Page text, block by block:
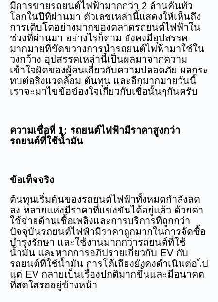
มีการขายรถยนต์ไฟฟ้ามากกว่า 2 ล้านคันทั่ว
โลกในปีที่ผ่านมา ตัวเลขเหล่านี้แสดงให้เห็นถึง
การเติบโตอย่างมากของตลาดรถยนต์ไฟฟ้าใน
ช่วงที่ผ่านมา อย่างไรก็ตาม ยังคงมีอุปสรรค
มากมายที่ขัดขวางการนำรถยนต์ไฟฟ้ามาใช้ใน
วงกว้าง อุปสรรคเหล่านี้เป็นผลมาจากความ
เข้าใจผิดของผู้คนเกี่ยวกับความปลอดภัย ผลกระ
ทบต่อสิ่งแวดล้อม ต้นทุน และอีกมากมายวันนี้
เราจะมาไขข้อข้องใจเกี่ยวกับเชื่อนั้นๆกันครับ
ความเชื่อที่ 1: รถยนต์ไฟฟ้ามีราคาสูงกว่า
รถยนต์ที่ใช้น้ำมัน
ข้อเท็จจริง
ต้นทุนเริ่มต้นของรถยนต์ไฟฟ้าทั้งหมดกำลังลด
ลง หลายแห่งมีราคาที่แข่งขันได้อยู่แล้ว ด้วยค่า
ใช้จ่ายด้านเชื้อเพลิงและการบริการที่ถูกกว่า
ปัจจุบันรถยนต์ไฟฟ้ามีราคาถูกมากในการจัดซื้อ
บำรุงรักษา และใช้งานมากกว่ารถยนต์ที่ใช้
น้ำมัน และหากการอภิปรายเกี่ยวกับ EV กับ
รถยนต์ที่ใช้น้ำมัน การโต้เถียงยังคงดำเนินต่อไป
แต่ EV กลายเป็นเรื่องปกติมากขึ้นและมีอนาคต
ที่สดใสรออยู่ข้างหน้า